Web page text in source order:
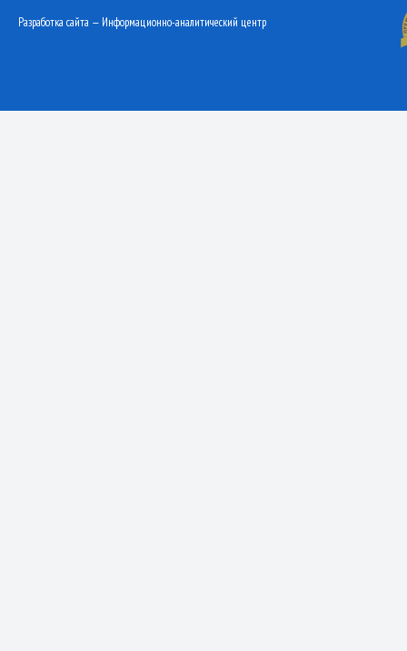
Разработка сайта — Информационно-аналитический центр